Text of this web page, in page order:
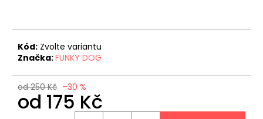
Kód: Zvolte variantu
Značka:FUNKY DOG
od 250 Kč –30 %
od 175 Kč
j
e
m